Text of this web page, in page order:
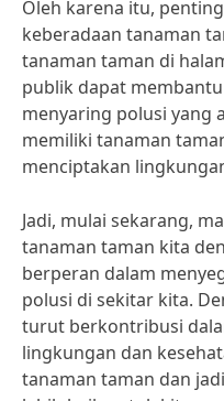
Oleh karena itu,
keberadaan tanaman
tanaman taman di
publik dapat
menyaring polusi yang
memiliki tanaman
menciptakan
Jadi, mulai sekarang,
tanaman taman kita
berperan dalam
polusi di sekitar kita.
turut berkontribusi
lingkungan dan
tanaman taman dan